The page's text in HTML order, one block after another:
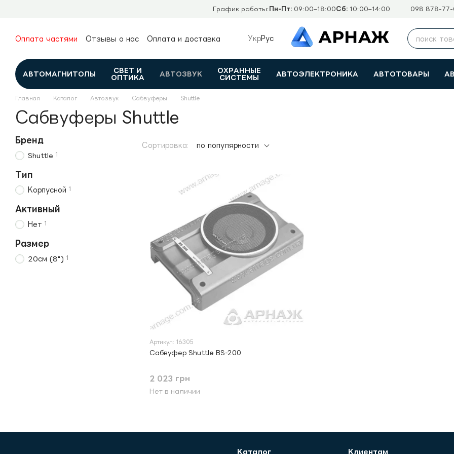
График работы: Пн-Пт:09:00–18:00Сб:10:00–14:00 098 878-77-
Оплата частями Отзывы о нас
Оплата и доставка
Контакты
Каталог
УкрРус
АВТОМАГНИТОЛЫ
СВЕТ И
ОПТИКА
АВТОЗВУК
ОХРАННЫЕ
СИСТЕМЫ
АВТОЭЛЕКТРОНИКА АВТОТОВАРЫ
Главная Каталог Автозвук Сабвуферы Shuttle
Сабвуферы Shuttle
Сортировка: по популярности
Артикул: 16305
Сабвуфер Shuttle BS-200
2 023 грн
Нет в наличии
Бренд
Shuttle 1
Тип
Корпусной 1
Активный
Нет 1
Размер
20см (8") 1
Каталог Клиентам